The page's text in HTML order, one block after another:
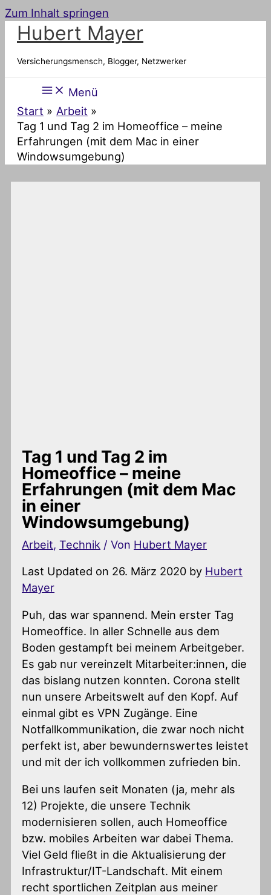
Zum Inhalt springen
Hubert Mayer
Versicherungsmensch, Blogger, Netzwerker
Menü
Start
Arbeit
Tag 1 und Tag 2 im Homeoffice – meine
Erfahrungen (mit dem Mac in einer
Windowsumgebung)
Tag 1 und Tag 2 im
Homeoffice – meine
Erfahrungen (mit dem Mac
in einer
Windowsumgebung)
Arbeit,Technik / Von Hubert Mayer
Last Updated on 26. März 2020 by Hubert
Mayer
Puh, das war spannend. Mein erster Tag
Homeoffice. In aller Schnelle aus dem
Boden gestampft bei meinem Arbeitgeber.
Es gab nur vereinzelt Mitarbeiter:innen, die
das bislang nutzen konnten. Corona stellt
nun unsere Arbeitswelt auf den Kopf. Auf
einmal gibt es VPN Zugänge. Eine
Notfallkommunikation, die zwar noch nicht
perfekt ist, aber bewundernswertes leistet
und mit der ich vollkommen zufrieden bin.
Bei uns laufen seit Monaten (ja, mehr als
12) Projekte, die unsere Technik
modernisieren sollen, auch Homeoffice
bzw. mobiles Arbeiten war dabei Thema.
Viel Geld fließt in die Aktualisierung der
Infrastruktur/IT-Landschaft. Mit einem
recht sportlichen Zeitplan aus meiner